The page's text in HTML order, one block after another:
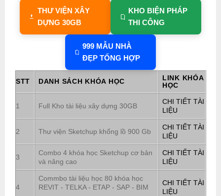
THƯ VIỆN XÂY
DỰNG 30GB
KHO BIỆN PHÁP
THI CÔNG
999 MẪU NHÀ
ĐẸP TỔNG HỢP
STT DANH SÁCH KHÓA HỌC
LINK KHÓA
HỌC
1 Full Kho tài liệu xây dựng 30GB
CHI TIẾT TÀI
LIỆU
2 Thư viện Sketchup khổng lồ 900 Gb
CHI TIẾT TÀI
LIỆU
3
Combo 4 khóa học Sketchup cơ bản
và nâng cao
CHI TIẾT TÀI
LIỆU
4
Commbo tài liệu học 80 khóa học
REVIT - TELKA - ETAP - SAP - BIM
CHI TIẾT TÀI
LIỆU